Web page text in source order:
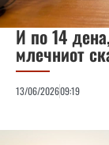
И по 14
млечниот
13/06/202609:19